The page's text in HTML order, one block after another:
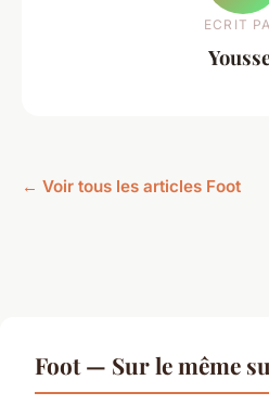
ECRIT
← Voir tous les articles Foot
Foot — Sur le même